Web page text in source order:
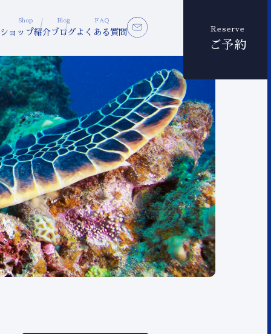
Shop
ショップ紹介
Blog
ブログ
FAQ
よくある質問 Reserve
ご予約